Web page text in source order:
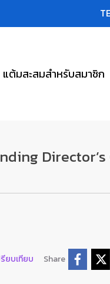
แต้มสะสมสำหรับสมาชิก
Director’s
รียบเทียบ Share